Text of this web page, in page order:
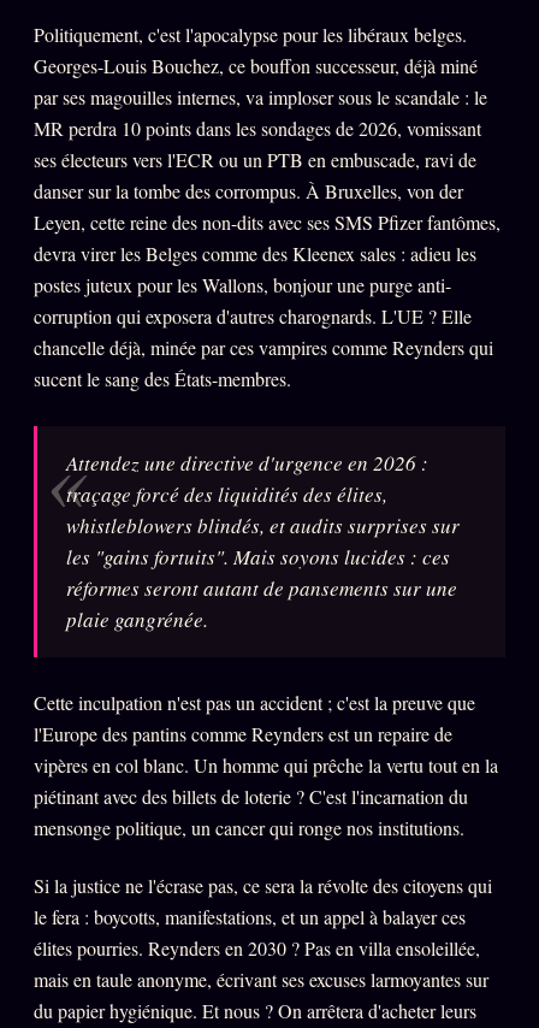
ÉDITORIAL ÉQUIPE + AUTEURS
À propos
Founders
Équipe
Auteurs
Personas
Who is who
Qui baise qui
Charte éditoriale
Studios
Words Radio FM
Archive complète
Récents
À la une
Recherche ⌕
Soumettre un tip
Nous écrire
Presse
Politiquement, c'est l'apocalypse pour les libéraux belges.
Georges-Louis Bouchez, ce bouffon successeur, déjà miné
par ses magouilles internes, va imploser sous le scandale : le
MR perdra 10 points dans les sondages de 2026, vomissant
ses électeurs vers l'ECR ou un PTB en embuscade, ravi de
danser sur la tombe des corrompus. À Bruxelles, von der
Leyen, cette reine des non-dits avec ses SMS Pfizer fantômes,
devra virer les Belges comme des Kleenex sales : adieu les
postes juteux pour les Wallons, bonjour une purge anti-
corruption qui exposera d'autres charognards. L'UE ? Elle
chancelle déjà, minée par ces vampires comme Reynders qui
sucent le sang des États-membres.
Attendez une directive d'urgence en 2026 :
traçage forcé des liquidités des élites,
whistleblowers blindés, et audits surprises sur
les "gains fortuits". Mais soyons lucides : ces
réformes seront autant de pansements sur une
plaie gangrénée.
Cette inculpation n'est pas un accident ; c'est la preuve que
l'Europe des pantins comme Reynders est un repaire de
vipères en col blanc. Un homme qui prêche la vertu tout en la
piétinant avec des billets de loterie ? C'est l'incarnation du
mensonge politique, un cancer qui ronge nos institutions.
Si la justice ne l'écrase pas, ce sera la révolte des citoyens qui
le fera : boycotts, manifestations, et un appel à balayer ces
élites pourries. Reynders en 2030 ? Pas en villa ensoleillée,
mais en taule anonyme, écrivant ses excuses larmoyantes sur
du papier hygiénique. Et nous ? On arrêtera d'acheter leurs